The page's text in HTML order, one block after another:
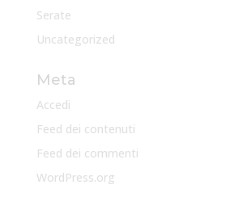
Serate
Uncategorized
Meta
Accedi
Feed dei contenuti
Feed dei commenti
WordPress.org